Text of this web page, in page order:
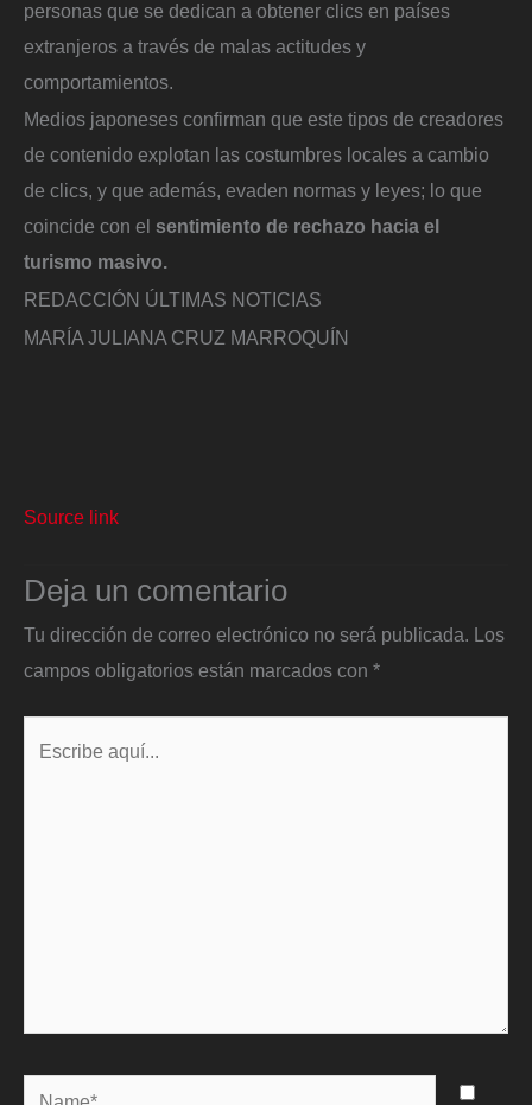
personas que se dedican a obtener clics en países
extranjeros a través de malas actitudes y
comportamientos.
Medios japoneses confirman que este tipos de creadores
de contenido explotan las costumbres locales a cambio
de clics, y que además, evaden normas y leyes; lo que
coincide con el sentimiento de rechazo hacia el
turismo masivo.
REDACCIÓN ÚLTIMAS NOTICIAS
MARÍA JULIANA CRUZ MARROQUÍN
Source link
Deja un comentario
Tu dirección de correo electrónico no será publicada. Los
campos obligatorios están marcados con *
Name*